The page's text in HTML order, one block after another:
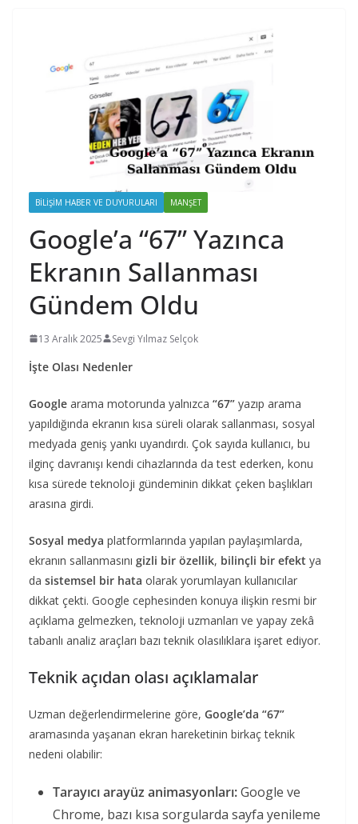
BILIŞIM HABER VE DUYURULARI MANŞET
Google’a “67” Yazınca
Ekranın Sallanması
Gündem Oldu
13 Aralık 2025 Sevgi Yılmaz Selçok
İşte Olası Nedenler
Google arama motorunda yalnızca “67” yazıp arama
yapıldığında ekranın kısa süreli olarak sallanması, sosyal
medyada geniş yankı uyandırdı. Çok sayıda kullanıcı, bu
ilginç davranışı kendi cihazlarında da test ederken, konu
kısa sürede teknoloji gündeminin dikkat çeken başlıkları
arasına girdi.
Sosyal medya platformlarında yapılan paylaşımlarda,
ekranın sallanmasını gizli bir özellik, bilinçli bir efekt ya
da sistemsel bir hata olarak yorumlayan kullanıcılar
dikkat çekti. Google cephesinden konuya ilişkin resmi bir
açıklama gelmezken, teknoloji uzmanları ve yapay zekâ
tabanlı analiz araçları bazı teknik olasılıklara işaret ediyor.
Teknik açıdan olası açıklamalar
Uzman değerlendirmelerine göre, Google’da “67”
aramasında yaşanan ekran hareketinin birkaç teknik
nedeni olabilir:
Tarayıcı arayüz animasyonları:Google ve
Chrome, bazı kısa sorgularda sayfa yenileme